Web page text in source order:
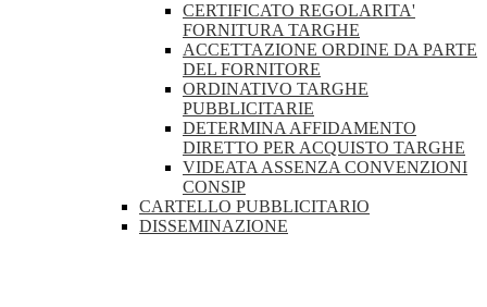
CERTIFICATO REGOLARITA'
FORNITURA TARGHE
ACCETTAZIONE ORDINE DA PARTE
DEL FORNITORE
ORDINATIVO TARGHE
PUBBLICITARIE
DETERMINA AFFIDAMENTO
DIRETTO PER ACQUISTO TARGHE
VIDEATA ASSENZA CONVENZIONI
CONSIP
CARTELLO PUBBLICITARIO
DISSEMINAZIONE